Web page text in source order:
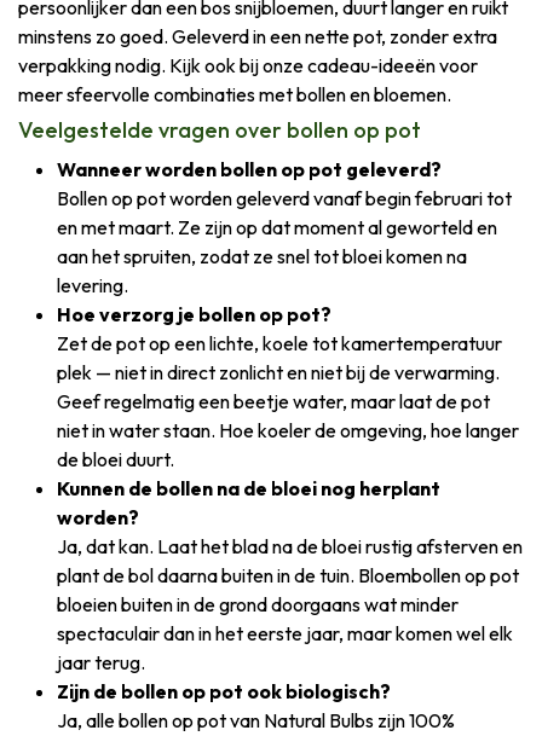
persoonlijker dan een bos snijbloemen, duurt langer en ruikt
minstens zo goed. Geleverd in een nette pot, zonder extra
verpakking nodig. Kijk ook bij onze cadeau-ideeën voor
meer sfeervolle combinaties met bollen en bloemen.
Veelgestelde vragen over bollen op pot
Wanneer worden bollen op pot geleverd?
Bollen op pot worden geleverd vanaf begin februari tot
en met maart. Ze zijn op dat moment al geworteld en
aan het spruiten, zodat ze snel tot bloei komen na
levering.
Hoe verzorg je bollen op pot?
Zet de pot op een lichte, koele tot kamertemperatuur
plek — niet in direct zonlicht en niet bij de verwarming.
Geef regelmatig een beetje water, maar laat de pot
niet in water staan. Hoe koeler de omgeving, hoe langer
de bloei duurt.
Kunnen de bollen na de bloei nog herplant
worden?
Ja, dat kan. Laat het blad na de bloei rustig afsterven en
plant de bol daarna buiten in de tuin. Bloembollen op pot
bloeien buiten in de grond doorgaans wat minder
spectaculair dan in het eerste jaar, maar komen wel elk
jaar terug.
Zijn de bollen op pot ook biologisch?
Ja, alle bollen op pot van Natural Bulbs zijn 100%